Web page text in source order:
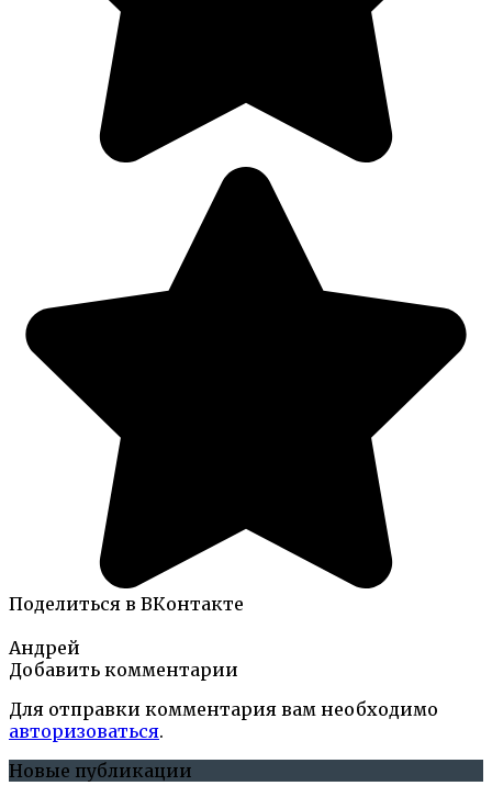
Поделиться в ВКонтакте
Андрей
Добавить комментарии
Для отправки комментария вам необходимо
авторизоваться.
Новые публикации